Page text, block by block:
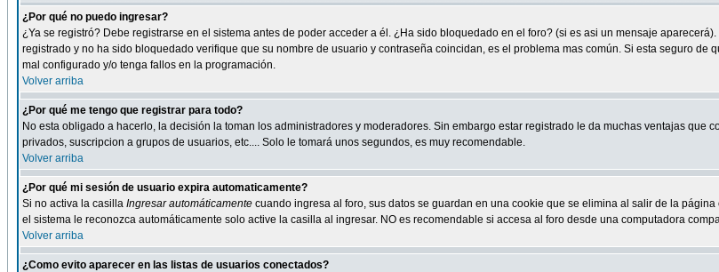
¿Por qué no puedo ingresar?
¿Ya se registró? Debe registrarse en el sistema antes de poder acceder a él. ¿Ha sido bloquedado en el foro? (si es asi un mensaje
registrado y no ha sido bloquedado verifique que su nombre de usuario y contraseña coincidan, es el problema mas común. Si esta seguro
mal configurado y/o tenga fallos en la programación.
Volver arriba
¿Por qué me tengo que registrar para todo?
No esta obligado a hacerlo, la decisión la toman los administradores y moderadores. Sin embargo estar registrado le da muchas ventajas
privados, suscripcion a grupos de usuarios, etc.... Solo le tomará unos segundos, es muy recomendable.
Volver arriba
¿Por qué mi sesión de usuario expira automaticamente?
Si no activa la casilla Ingresar automáticamente cuando ingresa al foro, sus datos se guardan en una cookie que se elimina al salir de la
el sistema le reconozca automáticamente solo active la casilla al ingresar. NO es recomendable si accesa al foro desde una computadora
Volver arriba
¿Como evito aparecer en las listas de usuarios conectados?